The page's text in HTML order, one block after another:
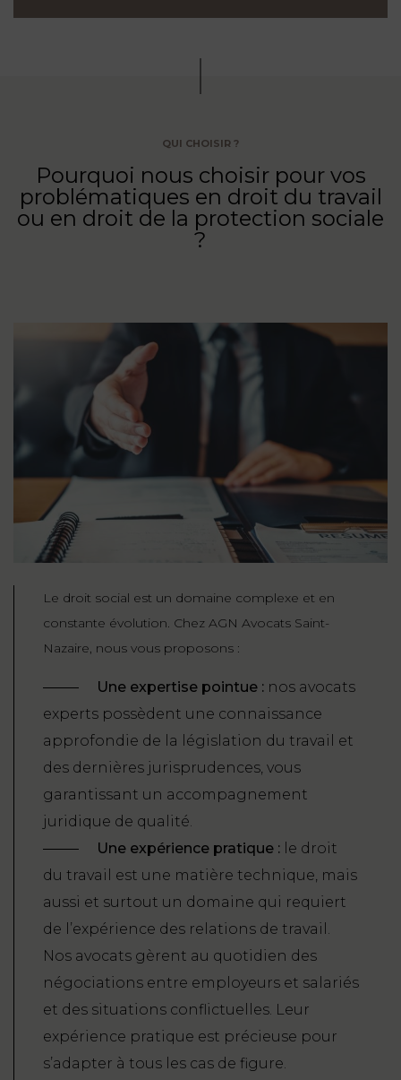
QUI CHOISIR ?
Pourquoi nous choisir pour vos
problématiques en droit du travail
ou en droit de la protection sociale
?
Le droit social est un domaine complexe et en
constante évolution. Chez AGN Avocats Saint-
Nazaire, nous vous proposons :
Une expertise pointue : nos avocats
experts possèdent une connaissance
approfondie de la législation du travail et
des dernières jurisprudences, vous
garantissant un accompagnement
juridique de qualité.
Une expérience pratique : le droit
du travail est une matière technique, mais
aussi et surtout un domaine qui requiert
de l’expérience des relations de travail.
Nos avocats gèrent au quotidien des
négociations entre employeurs et salariés
et des situations conflictuelles. Leur
expérience pratique est précieuse pour
s’adapter à tous les cas de figure.